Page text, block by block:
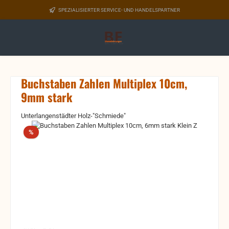
Zum Hauptinhalt springenSPEZIALISIERTER SERVICE- UND HANDELSPARTNER
Buchstaben Zahlen Multiplex 10cm,
9mm stark
Unterlangenstädter Holz-"Schmiede"
Bildergalerie überspringen
% Rabatt